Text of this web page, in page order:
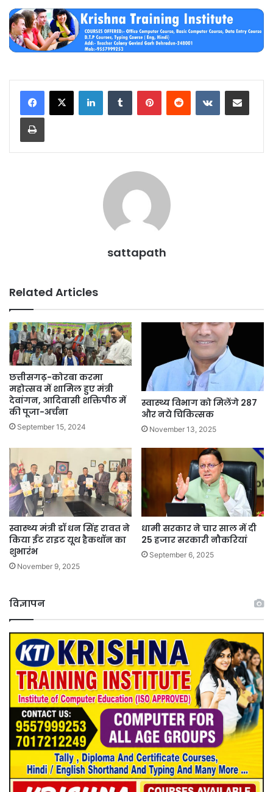
LinkedInTumblr PinterestReddit VKontakteShare via Email
Print
sattapath
Related Articles
छत्तीसगढ़-कोरबा करमा
महोत्सव में शामिल हुए मंत्री
देवांगन, आदिवासी शक्तिपीठ में
की पूजा-अर्चना
September 15, 2024
स्वास्थ्य विभाग को मिलेंगे 287
और नये चिकित्सक
November 13, 2025
स्वास्थ्य मंत्री डॉ धन सिंह रावत ने
किया ईट राइट यूथ हैकथॉन का
शुभारंभ
November 9, 2025
धामी सरकार ने चार साल में दी
25 हजार सरकारी नौकरियां
September 6, 2025
विज्ञापन